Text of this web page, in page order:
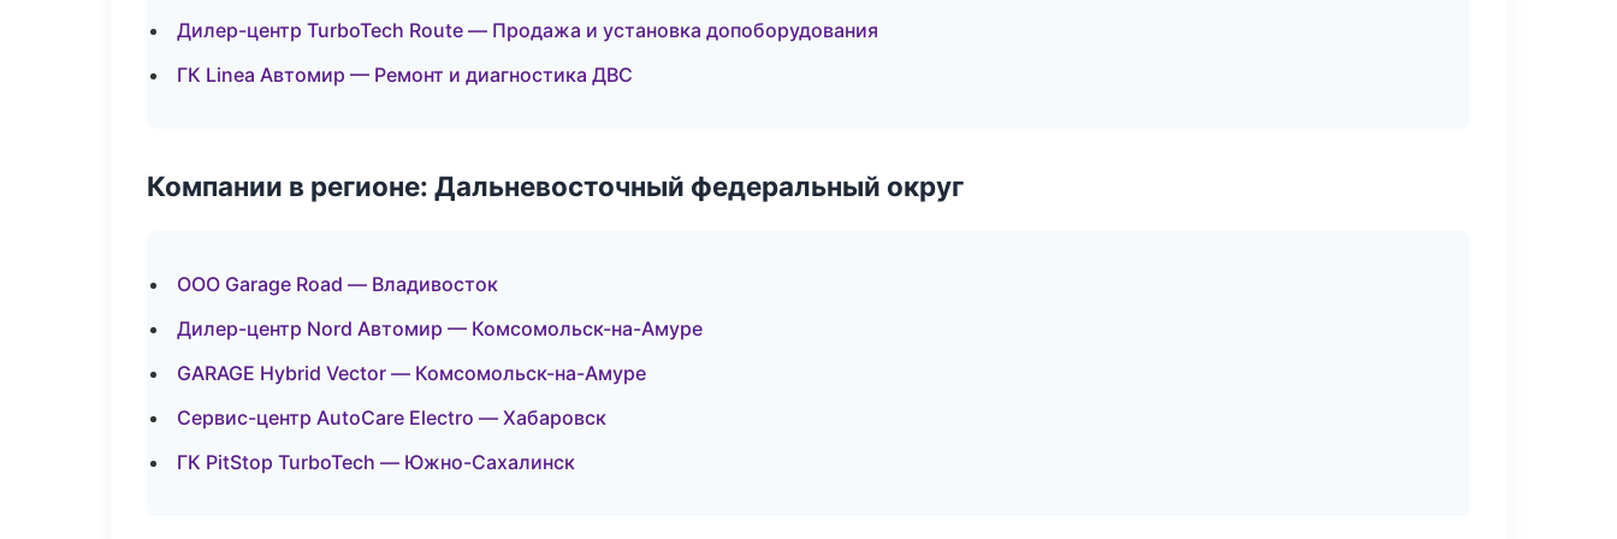
Дилер-центр TurboTech Route — Продажа и установка допоборудования
ГК Linea Автомир — Ремонт и диагностика ДВС
Компании в регионе: Дальневосточный федеральный округ
ООО Garage Road — Владивосток
Дилер-центр Nord Автомир — Комсомольск-на-Амуре
GARAGE Hybrid Vector — Комсомольск-на-Амуре
Сервис-центр AutoCare Electro — Хабаровск
ГК PitStop TurboTech — Южно-Сахалинск